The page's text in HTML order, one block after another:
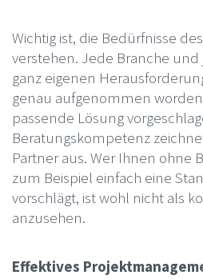
Wichtig ist, die Bedürfnisse
verstehen. Jede Branche und
ganz eigenen
genau aufgenommen
passende Lösung
Beratungskompetenz
Partner aus. Wer Ihnen ohne
zum Beispiel einfach eine
vorschlägt, ist wohl nicht als
anzusehen.
Effektives